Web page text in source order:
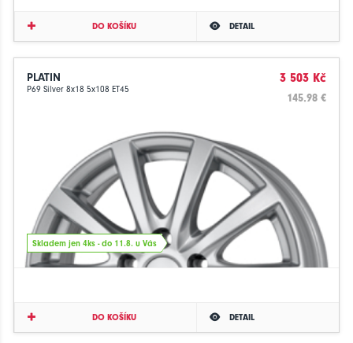
DO KOŠÍKU DETAIL
PLATIN
P69 Silver 8x18 5x108 ET45
3 503 Kč
145.98 €
Skladem jen 4ks - do 11.8. u Vás
DO KOŠÍKU DETAIL